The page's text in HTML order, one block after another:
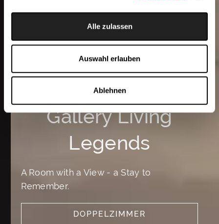
Alle zulassen
Auswahl erlauben
Ablehnen
Gallery Living
Legends
A Room with a View - a Stay to
Remember.
DOPPELZIMMER